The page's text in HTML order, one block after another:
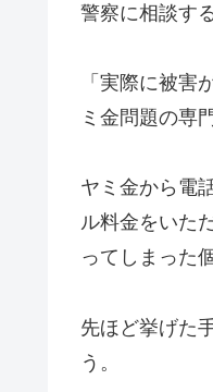
警察に相談す
「実際に被
ミ金問題の専
ヤミ金から電
ル料金をいた
ってしまった
先ほど挙げた
う。